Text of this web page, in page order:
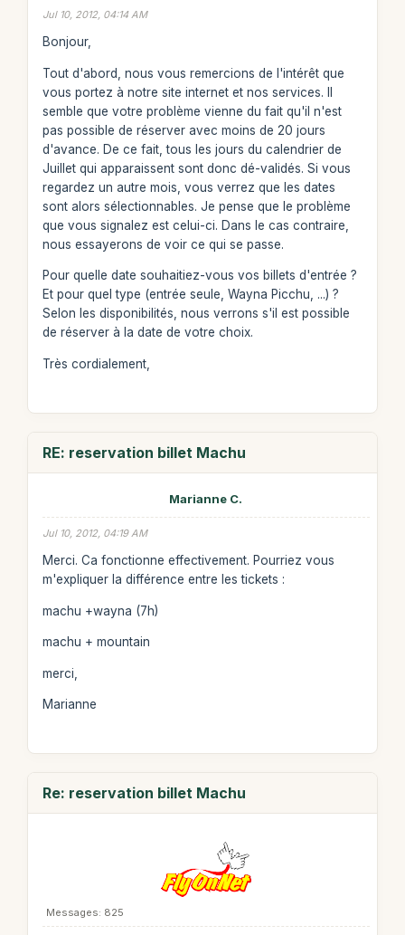
Jul 10, 2012, 04:14 AM
Bonjour,
Tout d'abord, nous vous remercions de l'intérêt que
vous portez à notre site internet et nos services. Il
semble que votre problème vienne du fait qu'il n'est
pas possible de réserver avec moins de 20 jours
d'avance. De ce fait, tous les jours du calendrier de
Juillet qui apparaissent sont donc dé-validés. Si vous
regardez un autre mois, vous verrez que les dates
sont alors sélectionnables. Je pense que le problème
que vous signalez est celui-ci. Dans le cas contraire,
nous essayerons de voir ce qui se passe.
Pour quelle date souhaitiez-vous vos billets d'entrée ?
Et pour quel type (entrée seule, Wayna Picchu, ...) ?
Selon les disponibilités, nous verrons s'il est possible
de réserver à la date de votre choix.
Très cordialement,
RE: reservation billet Machu
Marianne C.
Jul 10, 2012, 04:19 AM
Merci. Ca fonctionne effectivement. Pourriez vous
m'expliquer la différence entre les tickets :
machu +wayna (7h)
machu + mountain
merci,
Marianne
Re: reservation billet Machu
Messages: 825